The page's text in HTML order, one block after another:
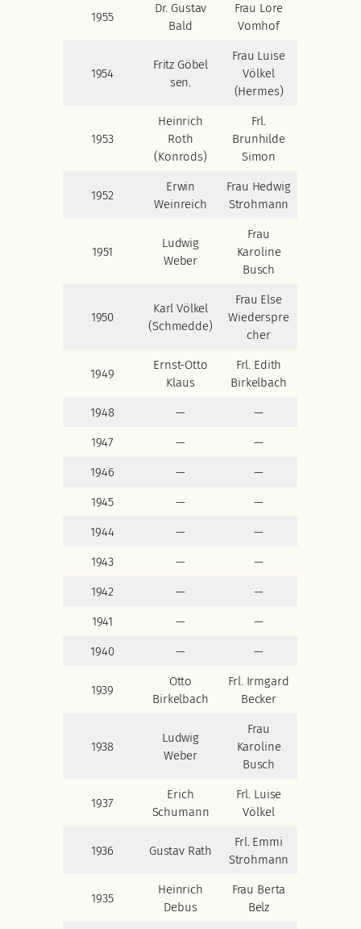
1955
Dr. Gustav
Bald
Frau Lore
Vomhof
1954
Fritz Göbel
sen.
Frau Luise
Völkel
(Hermes)
1953
Heinrich
Roth
(Konrods)
Frl.
Brunhilde
Simon
1952
Erwin
Weinreich
Frau Hedwig
Strohmann
1951
Ludwig
Weber
Frau
Karoline
Busch
1950
Karl Völkel
(Schmedde)
Frau Else
Wiederspre
cher
1949
Ernst-Otto
Klaus
Frl. Edith
Birkelbach
1948 — —
1947 — —
1946 — —
1945 — —
1944 — —
1943 — —
1942 — —
1941 — —
1940 — —
1939
Otto
Birkelbach
Frl. Irmgard
Becker
1938
Ludwig
Weber
Frau
Karoline
Busch
1937
Erich
Schumann
Frl. Luise
Völkel
1936 Gustav Rath
Frl. Emmi
Strohmann
1935
Heinrich
Debus
Frau Berta
Belz